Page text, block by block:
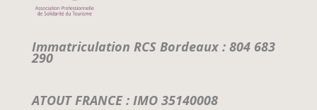
Immatriculation RCS Bordeaux : 804 683
290
ATOUT FRANCE : IMO 35140008